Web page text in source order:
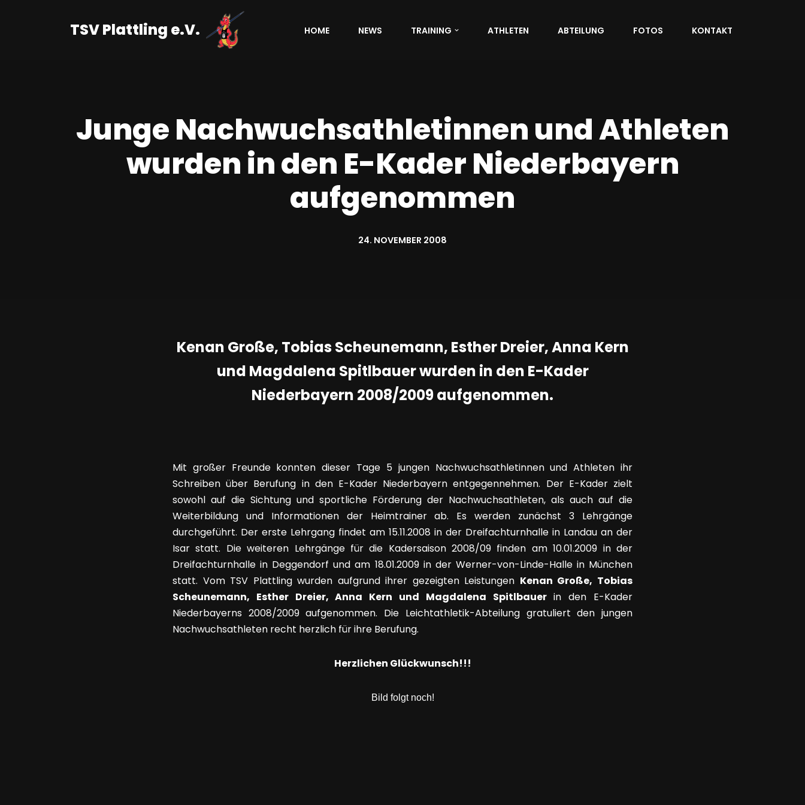
TSV Plattling e.V. HOME NEWS TRAINING ATHLETEN ABTEILUNG FOTOS KONTAKT
Junge Nachwuchsathletinnen und Athleten
wurden in den E-Kader Niederbayern
aufgenommen
24. NOVEMBER 2008
Kenan Große, Tobias Scheunemann, Esther Dreier, Anna Kern
und Magdalena Spitlbauer wurden in den E-Kader
Niederbayern 2008/2009 aufgenommen.
Mit großer Freunde konnten dieser Tage 5 jungen Nachwuchsathletinnen und Athleten ihr
Schreiben über Berufung in den E-Kader Niederbayern entgegennehmen. Der E-Kader zielt
sowohl auf die Sichtung und sportliche Förderung der Nachwuchsathleten, als auch auf die
Weiterbildung und Informationen der Heimtrainer ab. Es werden zunächst 3 Lehrgänge
durchgeführt. Der erste Lehrgang findet am 15.11.2008 in der Dreifachturnhalle in Landau an der
Isar statt. Die weiteren Lehrgänge für die Kadersaison 2008/09 finden am 10.01.2009 in der
Dreifachturnhalle in Deggendorf und am 18.01.2009 in der Werner-von-Linde-Halle in München
statt. Vom TSV Plattling wurden aufgrund ihrer gezeigten Leistungen Kenan Große, Tobias
Scheunemann, Esther Dreier, Anna Kern und Magdalena Spitlbauerin den E-Kader
Niederbayerns 2008/2009 aufgenommen. Die Leichtathletik-Abteilung gratuliert den jungen
Nachwuchsathleten recht herzlich für ihre Berufung.
Herzlichen Glückwunsch!!!
Bild folgt noch!